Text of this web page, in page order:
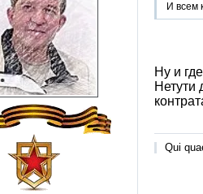
И всем
Ну и
Нетути
Qui